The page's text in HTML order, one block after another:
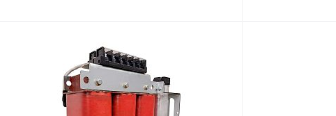
Запросить цену
Купить в 1 клик Сравнение
В избранное Под заказ